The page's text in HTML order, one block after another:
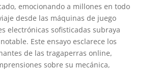
emocionando a millones en todo
desde las máquinas de juego
electrónicas sofisticadas subraya
Este ensayo esclarece los
de las tragaperras online,
sobre su mecánica,